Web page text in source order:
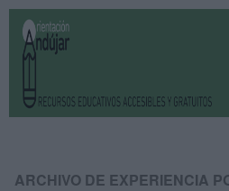
ARCHIVO DE EXPERIENCIA